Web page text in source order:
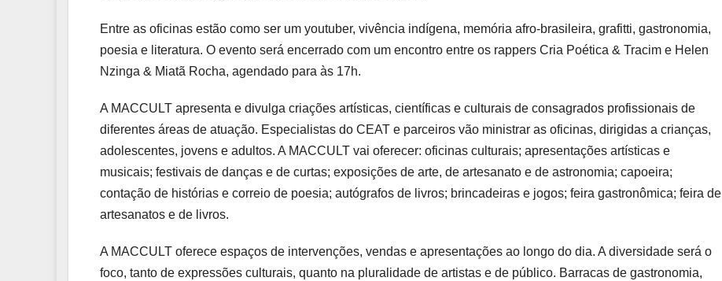
Entre as oficinas estão como ser um youtuber, vivência indígena, memória afro-brasileira, grafitti, gastronomia,
poesia e literatura. O evento será encerrado com um encontro entre os rappers Cria Poética & Tracim e Helen
Nzinga & Miatã Rocha, agendado para às 17h.
A MACCULT apresenta e divulga criações artísticas, científicas e culturais de consagrados profissionais de
diferentes áreas de atuação. Especialistas do CEAT e parceiros vão ministrar as oficinas, dirigidas a crianças,
adolescentes, jovens e adultos. A MACCULT vai oferecer: oficinas culturais; apresentações artísticas e
musicais; festivais de danças e de curtas; exposições de arte, de artesanato e de astronomia; capoeira;
contação de histórias e correio de poesia; autógrafos de livros; brincadeiras e jogos; feira gastronômica; feira de
artesanatos e de livros.
A MACCULT oferece espaços de intervenções, vendas e apresentações ao longo do dia. A diversidade será o
foco, tanto de expressões culturais, quanto na pluralidade de artistas e de público. Barracas de gastronomia,